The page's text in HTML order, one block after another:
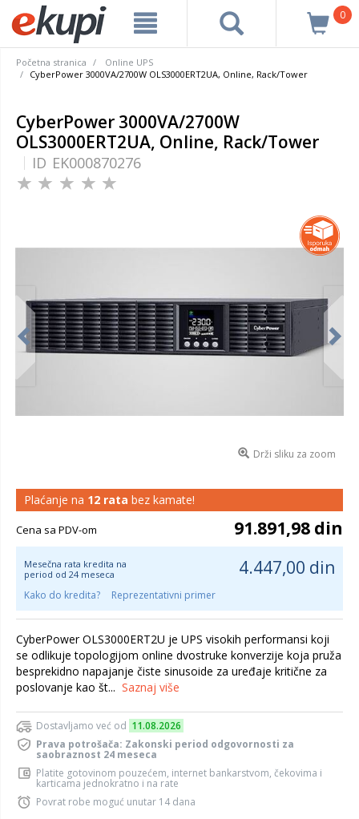
0
Početna stranica
Online UPS
CyberPower 3000VA/2700W OLS3000ERT2UA, Online, Rack/Tower
CyberPower 3000VA/2700W
OLS3000ERT2UA, Online, Rack/Tower
ID EK000870276
Drži sliku za zoom
Plaćanje na 12 rata bez kamate!
Cena sa PDV-om 91.891,98 din
Mesečna rata kredita na
period od 24 meseca
4.447,00 din
Kako do kredita? Reprezentativni primer
CyberPower OLS3000ERT2U je UPS visokih performansi koji
se odlikuje topologijom online dvostruke konverzije koja pruža
besprekidno napajanje čiste sinusoide za uređaje kritične za
poslovanje kao št... Saznaj više
Dostavljamo već od 11.08.2026
Prava potrošača: Zakonski period odgovornosti za
saobraznost 24 meseca
Platite gotovinom pouzećem, internet bankarstvom, čekovima i
karticama jednokratno i na rate
Povrat robe moguć unutar 14 dana